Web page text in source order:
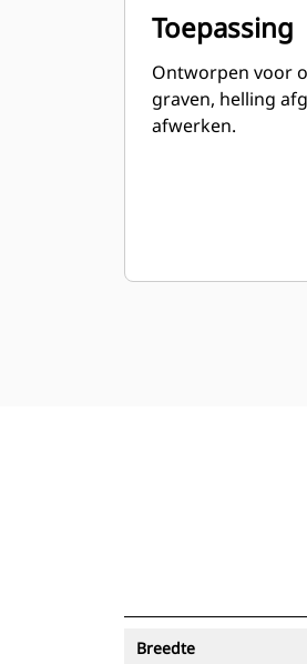
Toepassing
Ontworpen voor
graven, helling
afwerken.
Breedte